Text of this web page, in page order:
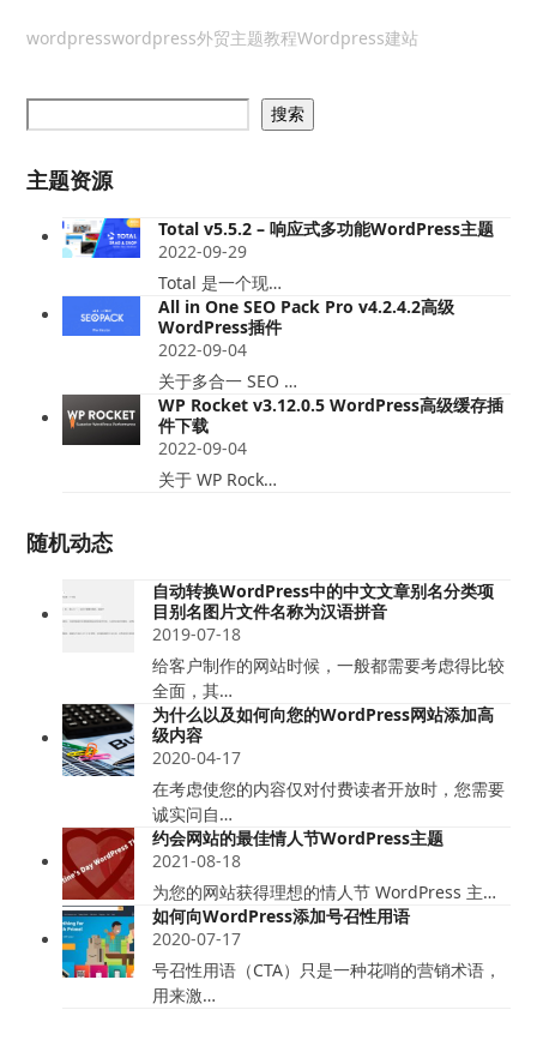
wordpresswordpress外贸主题教程Wordpress建站
搜索
主题资源
Total v5.5.2 – 响应式多功能WordPress主题
2022-09-29
Total 是一个现…
All in One SEO Pack Pro v4.2.4.2高级
WordPress插件
2022-09-04
关于多合一 SEO …
WP Rocket v3.12.0.5 WordPress高级缓存插
件下载
2022-09-04
关于 WP Rock…
随机动态
自动转换WordPress中的中文文章别名分类项
目别名图片文件名称为汉语拼音
2019-07-18
给客户制作的网站时候，一般都需要考虑得比较
全面，其…
为什么以及如何向您的WordPress网站添加高
级内容
2020-04-17
在考虑使您的内容仅对付费读者开放时，您需要
诚实问自…
约会网站的最佳情人节WordPress主题
2021-08-18
为您的网站获得理想的情人节 WordPress 主…
如何向WordPress添加号召性用语
2020-07-17
号召性用语（CTA）只是一种花哨的营销术语，
用来激…